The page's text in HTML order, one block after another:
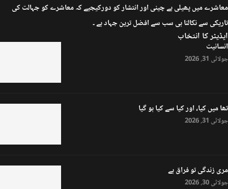
معاشرے میں پھیلی بے چینی اور انتشار کو دورکیجیے کہ معاشرے کو جہالت کی
تاریکی سے نکالنا ہی سب سے افضل ترین جہاد ہے ۔
ایڈیٹر کا انتخاب
انسانیت
جولائی 31, 2026
تھا میں کیا، اور کیا سے کیا ہو گیا
جولائی 31, 2026
مری زندگی تو فراق ہے
جولائی 30, 2026